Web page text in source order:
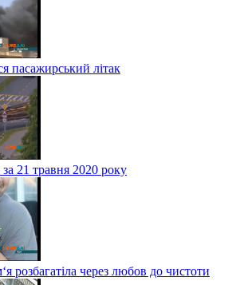
пасажирський літак
21 травня 2020 року
розбагатіла через любов до чистоти